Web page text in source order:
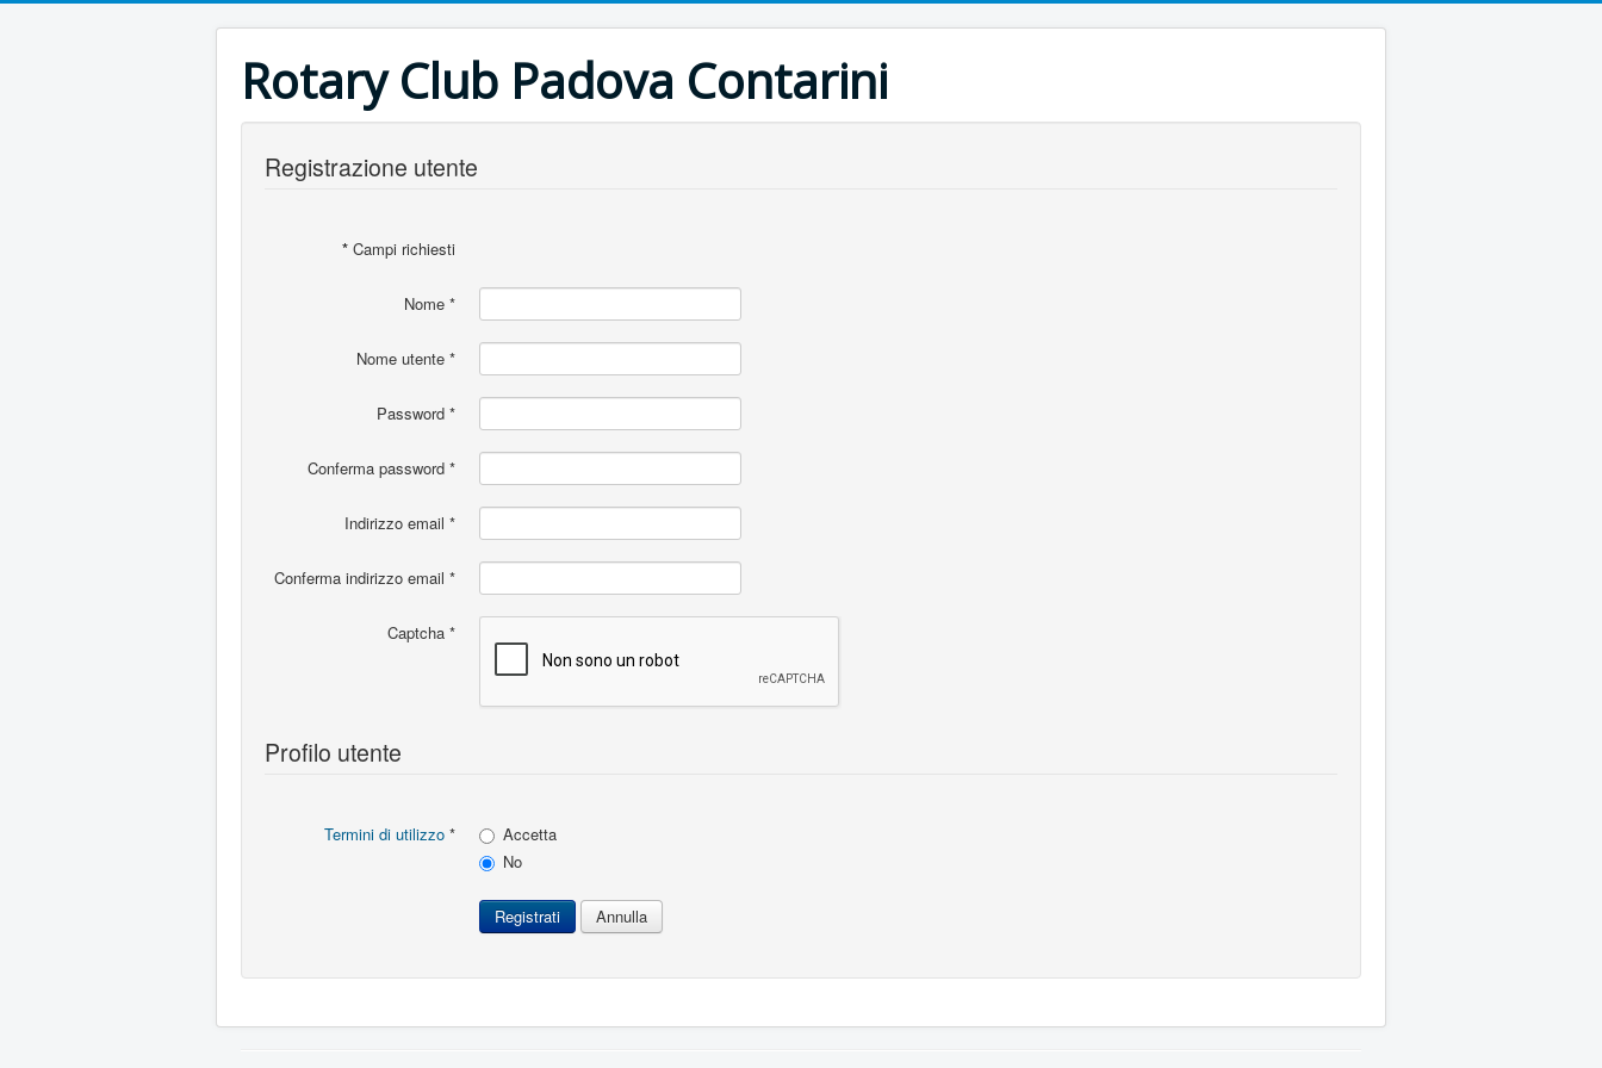
Rotary Club Padova Contarini
Registrazione utente
* Campi richiesti
Nome *
Nome utente *
Password *
Conferma password *
Indirizzo email *
Conferma indirizzo email *
Captcha *
Profilo utente
Termini di utilizzo *
Accetta
No
Registrati Annulla